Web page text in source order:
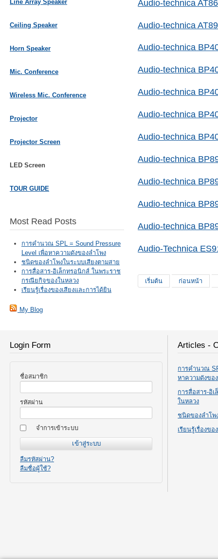
Line Array Speaker
Ceiling Speaker
Horn Speaker
Mic. Conference
Wireless Mic. Conference
Projector
Projector Screen
LED Screen
TOUR GUIDE
Most Read Posts
การคำนวณ SPL = Sound Pressure
Level เพื่อหาความดังของลำโพง
ชนิดของลำโพงในระบบเสียงตามสาย
การสื่อสาร-อิเล็กทรอนิกส์ ในพระราช
กรณียกิจของในหลวง
เรียนรู้เรื่องของเสียงและการได้ยิน
My Blog
Audio-technica
Audio-technica
Audio-technica
Audio-technica
Audio-technica
Audio-technica
Audio-technica
Audio-technica
Audio-technica
Audio-technica
Audio-technica
Audio-Technica
เริ่มต้น ก่อนหน้า
Login Form
ชื่อสมาชิก
รหัสผ่าน
จำการเข้าระบบ
ลืมรหัสผ่าน?
ลืมชื่อผู้ใช้?
Articles -
การคำนวณ
หาความดังขอ
การสื่อสาร-อิ
ในหลวง
ชนิดของลำโพ
เรียนรู้เรื่องขอ